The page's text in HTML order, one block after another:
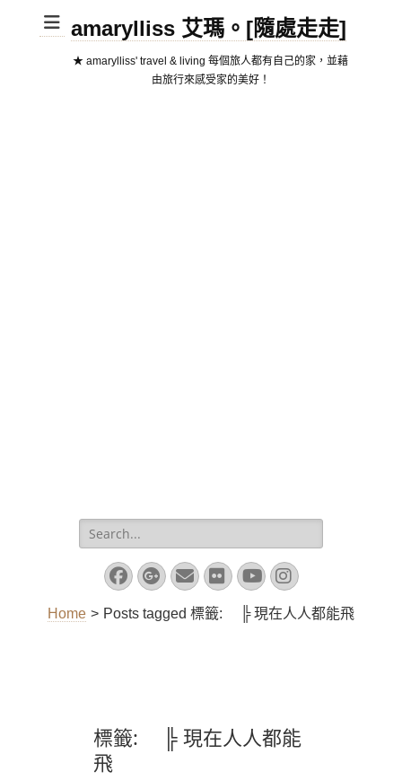
amarylliss 艾瑪。[隨處走走]
★ amarylliss' travel & living 每個旅人都有自己的家，並藉
由旅行來感受家的美好！
Search
for:
Facebook
Googleplus
EmailFlickrYouTube
Instagram
Home > Posts tagged 標籤: ╠ 現在人人都能飛
標籤:
╠ 現在人人都能
飛